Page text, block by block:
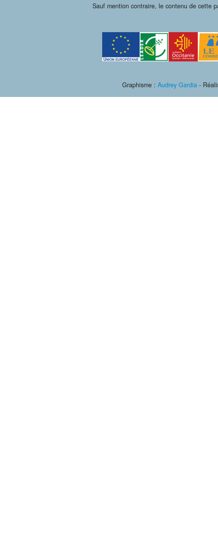
Sauf mention contraire, le contenu de cette
Graphisme : Audrey Gardia -